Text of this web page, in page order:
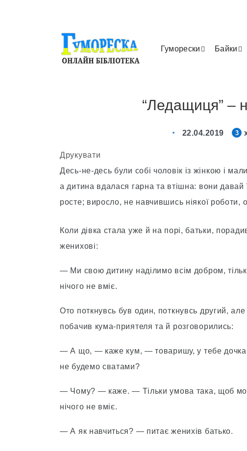
Гуморески Байки
“Ледащиця” –
22.04.2019 3
Друкувати
Десь-не-десь були собі чоловік із жінкою і
а дитина вдалася гарна та втішна: вони давай
росте; виросло, не навчившись ніякої роботи,
Коли дівка стала уже й на порі, батьки,
женихові:
— Ми свою дитину наділимо всім добром,
нічого не вміє.
Ото поткнувсь був один, поткнувсь другий,
побачив кума-приятеля та й розговорились:
— А що, — каже кум, — товаришу, у тебе
не будемо сватами?
— Чому? — каже. — Тільки умова така, щоб
нічого не вміє.
— А як навчиться? — питає женихів батько.